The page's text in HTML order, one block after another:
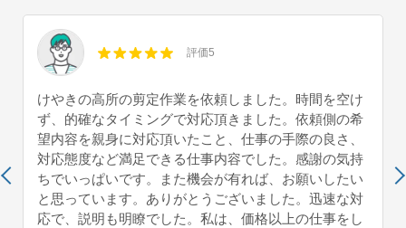
評価5
けやきの高所の剪定作業を依頼しました。時間を空け
ず、的確なタイミングで対応頂きました。依頼側の希
望内容を親身に対応頂いたこと、仕事の手際の良さ、
対応態度など満足できる仕事内容でした。感謝の気持
ちでいっぱいです。また機会が有れば、お願いしたい
と思っています。ありがとうございました。迅速な対
応で、説明も明瞭でした。私は、価格以上の仕事をし